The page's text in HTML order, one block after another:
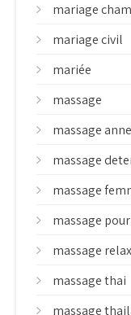
mariage
mariage civil
mariée
massage
massage
massage
massage
massage
massage
massage thai
massage